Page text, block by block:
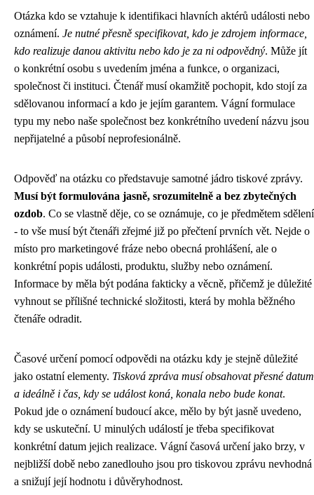
Otázka kdo se vztahuje k identifikaci hlavních aktérů události nebo
oznámení. Je nutné přesně specifikovat, kdo je zdrojem informace,
kdo realizuje danou aktivitu nebo kdo je za ni odpovědný. Může jít
o konkrétní osobu s uvedením jména a funkce, o organizaci,
společnost či instituci. Čtenář musí okamžitě pochopit, kdo stojí za
sdělovanou informací a kdo je jejím garantem. Vágní formulace
typu my nebo naše společnost bez konkrétního uvedení názvu jsou
nepřijatelné a působí neprofesionálně.
Odpověď na otázku co představuje samotné jádro tiskové zprávy.
Musí být formulována jasně, srozumitelně a bez zbytečných
ozdob. Co se vlastně děje, co se oznámuje, co je předmětem sdělení
- to vše musí být čtenáři zřejmé již po přečtení prvních vět. Nejde o
místo pro marketingové fráze nebo obecná prohlášení, ale o
konkrétní popis události, produktu, služby nebo oznámení.
Informace by měla být podána fakticky a věcně, přičemž je důležité
vyhnout se přílišné technické složitosti, která by mohla běžného
čtenáře odradit.
Časové určení pomocí odpovědi na otázku kdy je stejně důležité
jako ostatní elementy. Tisková zpráva musí obsahovat přesné datum
a ideálně i čas, kdy se událost koná, konala nebo bude konat.
Pokud jde o oznámení budoucí akce, mělo by být jasně uvedeno,
kdy se uskuteční. U minulých událostí je třeba specifikovat
konkrétní datum jejich realizace. Vágní časová určení jako brzy, v
nejbližší době nebo zanedlouho jsou pro tiskovou zprávu nevhodná
a snižují její hodnotu i důvěryhodnost.